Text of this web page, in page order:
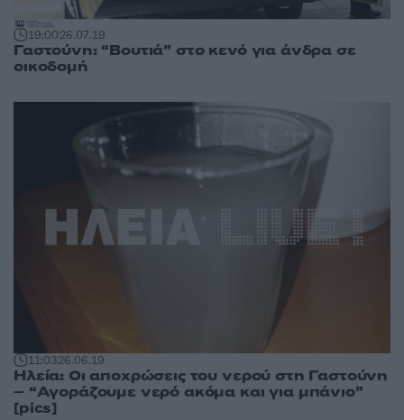
19:0026.07.19
Γαστούνη: “Βουτιά” στο κενό για άνδρα σε
οικοδομή
11:0326.06.19
Ηλεία: Οι αποχρώσεις του νερού στη Γαστούνη
– “Αγοράζουμε νερό ακόμα και για μπάνιο”
[pics]